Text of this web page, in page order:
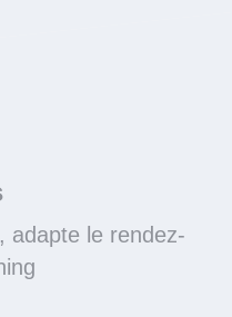
adapte le rendez-